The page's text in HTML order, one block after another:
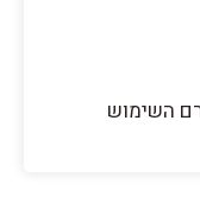
השימוש